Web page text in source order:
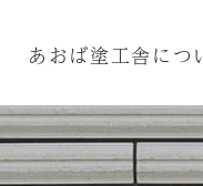
あおば塗工舎につ